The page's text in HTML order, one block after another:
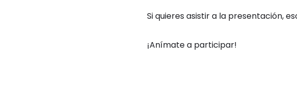
Si quieres asistir a la presentación,
¡Anímate a participar!